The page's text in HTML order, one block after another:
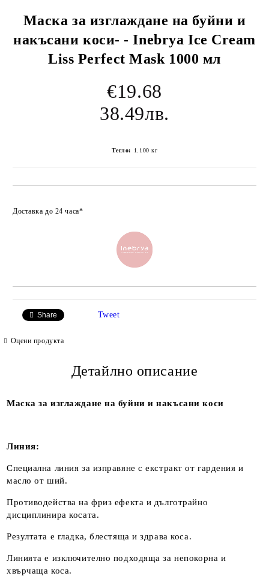
Маска за изглаждане на буйни и
накъсани коси- - Inebrya Ice Cream
Liss Perfect Mask 1000 мл
€19.68
38.49лв.
Тегло: 1.100 кг
Доставка до 24 часа*
Share Tweet
Оцени продукта
Детайлно описание
Маска за изглаждане на буйни и накъсани коси
Линия:
Специална линия за изправяне с екстракт от гардения и
масло от ший.
Противодейства на фриз ефекта и дълготрайно
дисциплинира косата.
Резултата е гладка, блестяща и здрава коса.
Линията е изключително подходяща за непокорна и
хвърчаща коса.